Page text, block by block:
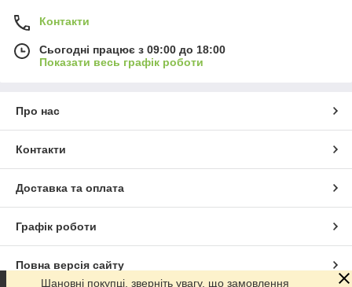
Контакти
Сьогодні працює з 09:00 до 18:00
Показати весь графік роботи
Про нас
Контакти
Доставка та оплата
Графік роботи
Повна версія сайту
Шановні покупці, зверніть увагу, що замовлення